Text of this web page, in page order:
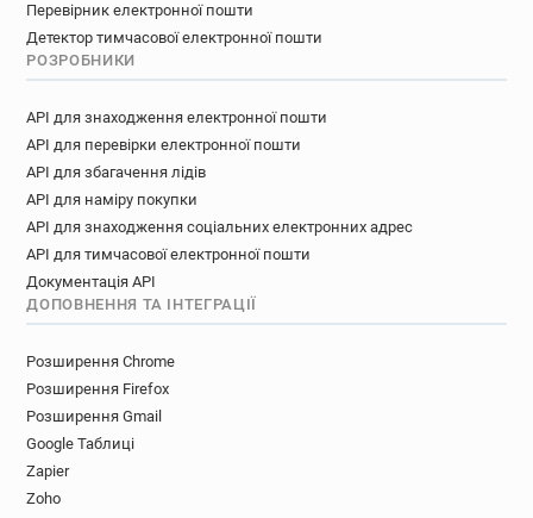
Перевірник електронної пошти
Детектор тимчасової електронної пошти
РОЗРОБНИКИ
API для знаходження електронної пошти
API для перевірки електронної пошти
API для збагачення лідів
API для наміру покупки
API для знаходження соціальних електронних адрес
API для тимчасової електронної пошти
Документація API
ДОПОВНЕННЯ ТА ІНТЕГРАЦІЇ
Розширення Chrome
Розширення Firefox
Розширення Gmail
Google Таблиці
Zapier
Zoho